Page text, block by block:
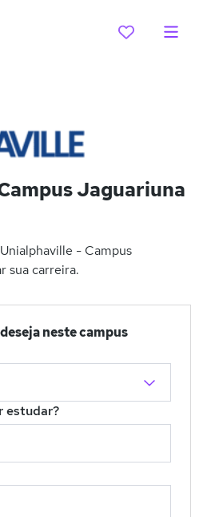
Jaguariuna
- Campus
sua carreira.
neste campus
estudar?